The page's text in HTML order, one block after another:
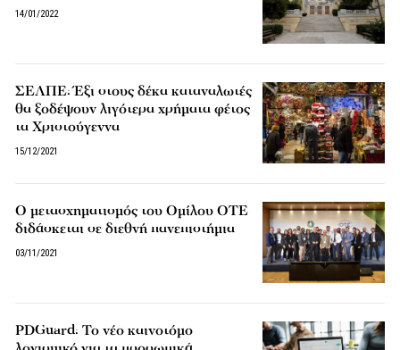
14/01/2022
ΣΕΛΠΕ: Έξι στους δέκα καταναλωτές
θα ξοδέψουν λιγότερα χρήματα φέτος
τα Χριστούγεννα
15/12/2021
Ο μετασχηματισμός του Ομίλου ΟΤΕ
διδάσκεται σε διεθνή πανεπιστήμια
03/11/2021
PDGuard: Το νέο καινοτόμο